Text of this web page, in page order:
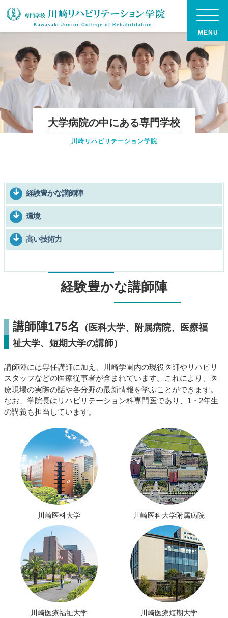
Kawasaki Junior College of Rehabilitation
大学病院の中にある専門学校
川崎リハビリテーション学院
経験豊かな講師陣
環境
高い技術力
経験豊かな講師陣
講師陣175名 （医科大学、附属病院、医療福
祉大学、短期大学の講師）
講師陣には専任講師に加え、川崎学園内の現役医師やリハビリ
スタッフなどの医療従事者が含まれています。これにより、医
療現場の実際の話や各分野の最新情報を学ぶことができます。
なお、学院長は リハビリテーション科専門医であり、1・2年生
の講義も担当しています。
川崎医科大学 川崎医科大学附属病院
川崎医療福祉大学 川崎医療短期大学